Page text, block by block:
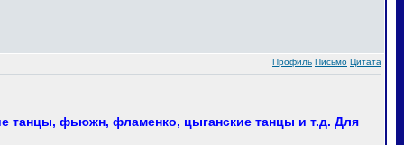
Профиль Письмо Цитата
танцы, фьюжн, фламенко, цыганские танцы и т.д. Для